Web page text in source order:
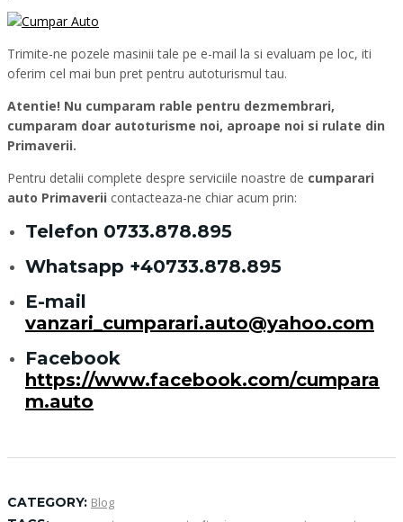
Trimite-ne pozele masinii tale pe e-mail la si evaluam pe loc, iti
oferim cel mai bun pret pentru autoturismul tau.
Atentie! Nu cumparam rable pentru dezmembrari,
cumparam doar autoturisme noi, aproape noi si rulate din
Primaverii.
Pentru detalii complete despre serviciile noastre de cumparari
auto Primaverii contacteaza-ne chiar acum prin:
Telefon 0733.878.895
Whatsapp +40733.878.895
E-mail
vanzari_cumparari.auto@yahoo.com
Facebook
https://www.facebook.com/cumpara
m.auto
CATEGORY: Blog